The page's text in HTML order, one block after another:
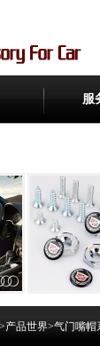
服
>产品世界>气门嘴帽